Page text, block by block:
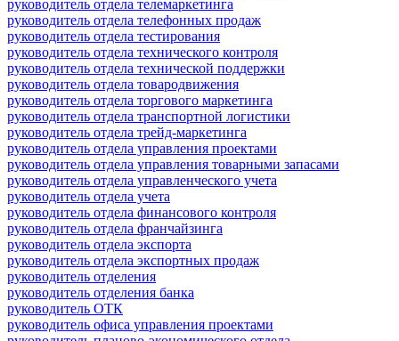
руководитель отдела телемаркетинга
руководитель отдела телефонных продаж
руководитель отдела тестирования
руководитель отдела технического контроля
руководитель отдела технической поддержки
руководитель отдела товародвижения
руководитель отдела торгового маркетинга
руководитель отдела транспортной логистики
руководитель отдела трейд-маркетинга
руководитель отдела управления проектами
руководитель отдела управления товарными запасами
руководитель отдела управленческого учета
руководитель отдела учета
руководитель отдела финансового контроля
руководитель отдела франчайзинга
руководитель отдела экспорта
руководитель отдела экспортных продаж
руководитель отделения
руководитель отделения банка
руководитель ОТК
руководитель офиса управления проектами